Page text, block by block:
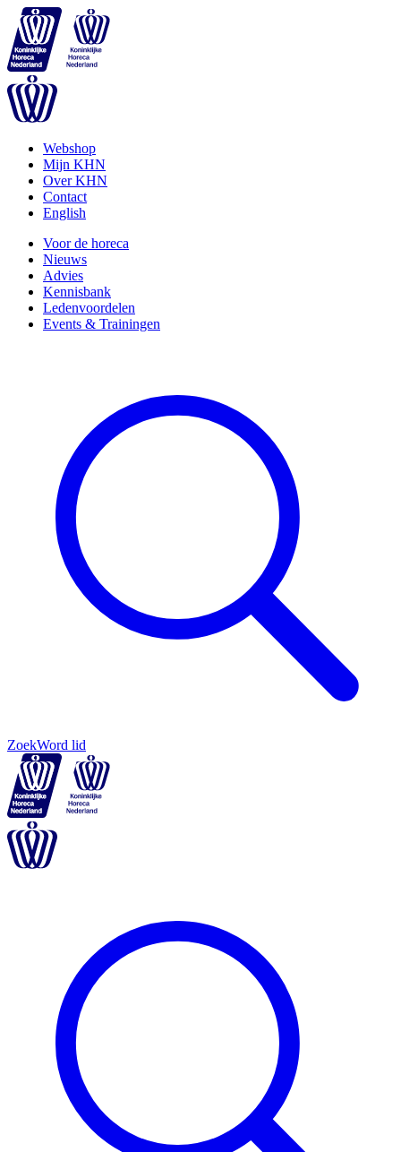
Webshop
Mijn KHN
Over KHN
Contact
English
Voor de horeca
Nieuws
Advies
Kennisbank
Ledenvoordelen
Events & Trainingen
ZoekWord lid